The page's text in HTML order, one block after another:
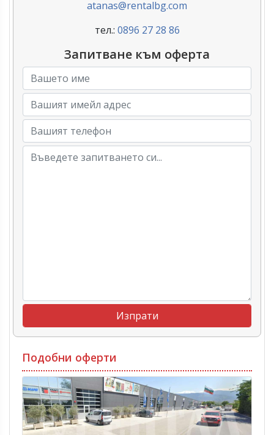
atanas@rentalbg.com
тел.: 0896 27 28 86
Запитване към оферта
Подобни оферти